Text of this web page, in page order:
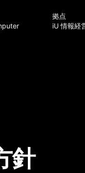
拠点
iU情報経
針